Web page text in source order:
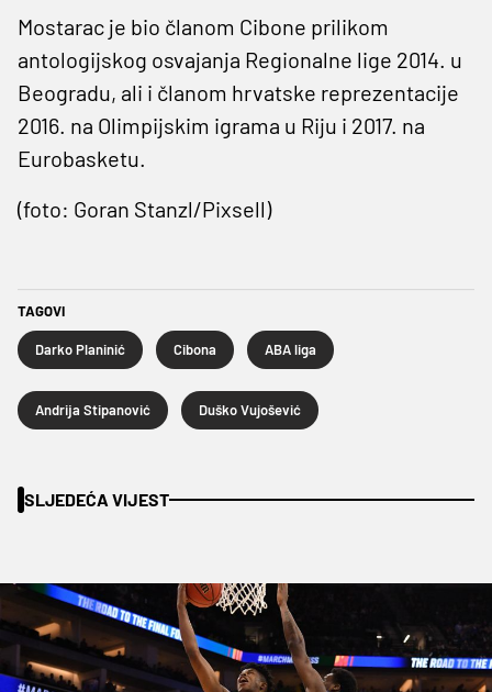
Mostarac je bio članom Cibone prilikom
antologijskog osvajanja Regionalne lige 2014. u
Beogradu, ali i članom hrvatske reprezentacije
2016. na Olimpijskim igrama u Riju i 2017. na
Eurobasketu.
(foto: Goran Stanzl/Pixsell)
TAGOVI
Darko Planinić Cibona ABA liga
Andrija Stipanović Duško Vujošević
SLJEDEĆA VIJEST